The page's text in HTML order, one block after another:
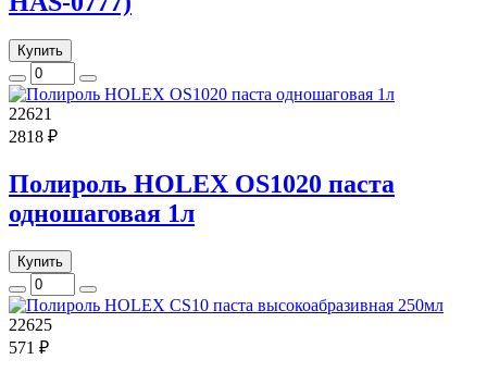
Купить
22621
2818 ₽
Полироль HOLEX OS1020 паста
одношаговая 1л
Купить
22625
571 ₽